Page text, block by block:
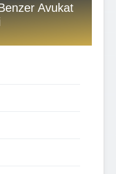
Avukat